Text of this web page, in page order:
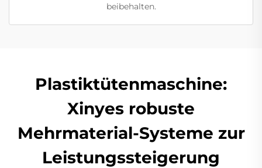
beibehalten.
Plastiktütenmaschine:
Xinyes robuste
Mehrmaterial-Systeme zur
Leistungssteigerung